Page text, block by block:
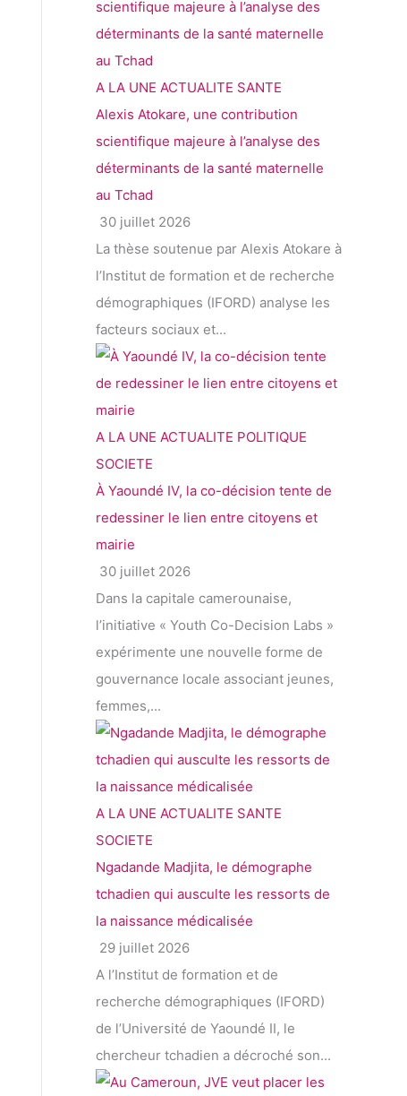
A LA UNE ACTUALITE SANTE
Alexis Atokare, une contribution
scientifique majeure à l’analyse des
déterminants de la santé maternelle
au Tchad
30 juillet 2026
La thèse soutenue par Alexis Atokare à
l’Institut de formation et de recherche
démographiques (IFORD) analyse les
facteurs sociaux et...
A LA UNE ACTUALITE POLITIQUE
SOCIETE
À Yaoundé IV, la co-décision tente de
redessiner le lien entre citoyens et
mairie
30 juillet 2026
Dans la capitale camerounaise,
l’initiative « Youth Co-Decision Labs »
expérimente une nouvelle forme de
gouvernance locale associant jeunes,
femmes,...
A LA UNE ACTUALITE SANTE
SOCIETE
Ngadande Madjita, le démographe
tchadien qui ausculte les ressorts de
la naissance médicalisée
29 juillet 2026
A l’Institut de formation et de
recherche démographiques (IFORD)
de l’Université de Yaoundé II, le
chercheur tchadien a décroché son...